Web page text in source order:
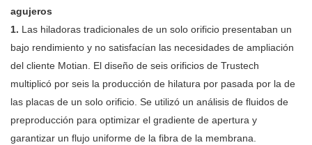
agujeros
1. Las hiladoras tradicionales de un solo orificio presentaban un
bajo rendimiento y no satisfacían las necesidades de ampliación
del cliente Motian. El diseño de seis orificios de Trustech
multiplicó por seis la producción de hilatura por pasada por la de
las placas de un solo orificio. Se utilizó un análisis de fluidos de
preproducción para optimizar el gradiente de apertura y
garantizar un flujo uniforme de la fibra de la membrana.